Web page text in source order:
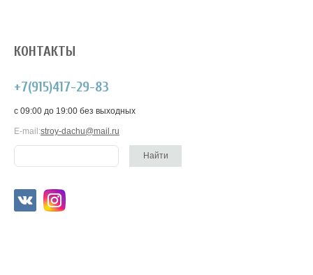
КОНТАКТЫ
+7(915)417-29-83
c 09:00 до 19:00 без выходных
E-mail:stroy-dachu@mail.ru